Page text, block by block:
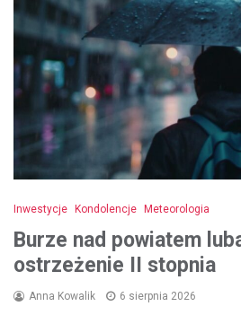
Inwestycje Kondolencje Meteorologia
Burze nad powiatem
ostrzeżenie II stopnia
Anna Kowalik 6 sierpnia 2026